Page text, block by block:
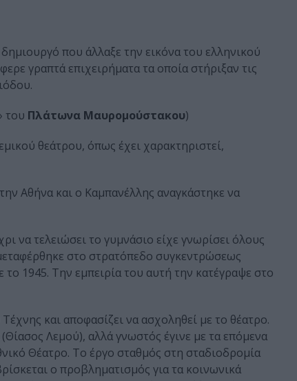
που άλλαξε την εικόνα του ελληνικού
γραπτά επιχειρήματα τα οποία στήριξαν τις
του Πλάτωνα Μαυρομούστακου)
θεάτρου, όπως έχει χαρακτηριστεί,
Αθήνα και ο Καμπανέλλης αναγκάστηκε να
να τελειώσει το γυμνάσιο είχε γνωρίσει όλους
στο στρατόπεδο συγκεντρώσεως
1945. Την εμπειρία του αυτή την κατέγραψε στο
και αποφασίζει να ασχοληθεί με το θέατρο.
Λεμού), αλλά γνωστός έγινε με τα επόμενα
Θέατρο. Το έργο σταθμός στη σταδιοδρομία
ο προβληματισμός για τα κοινωνικά